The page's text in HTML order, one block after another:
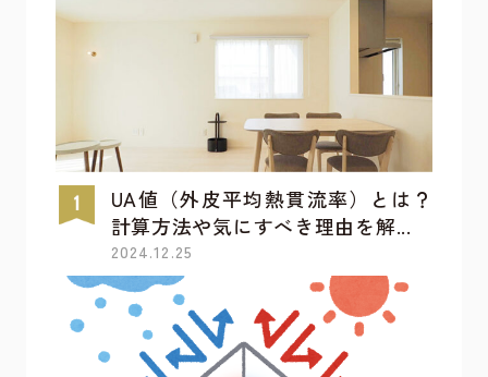
UA値（外皮平均熱貫流率）とは？
計算方法や気にすべき理由を解...
2024.12.25